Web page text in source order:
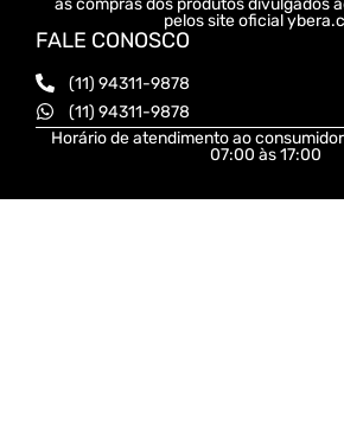
pelos site oficial
FALE CONOSCO
(11) 94311-9878
(11) 94311-9878
Horário de atendimento ao
07:00 às 17:00